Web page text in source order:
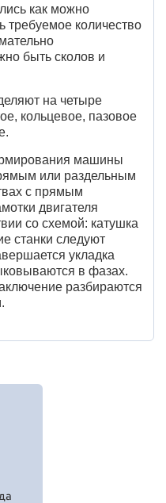
как можно
требуемое количество
быть сколов и
на четыре
кольцевое, пазовое
машины
или раздельным
с прямым
двигателя
со схемой: катушка
станки следуют
укладка
в фазах.
разбираются